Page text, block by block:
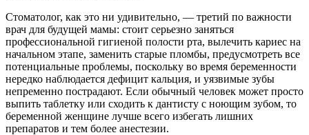
Стоматолог, как это ни удивительно, — третий по важности
врач для будущей мамы: стоит серьезно заняться
профессиональной гигиеной полости рта, вылечить кариес на
начальном этапе, заменить старые пломбы, предусмотреть все
потенциальные проблемы, поскольку во время беременности
нередко наблюдается дефицит кальция, и уязвимые зубы
непременно пострадают. Если обычный человек может просто
выпить таблетку или сходить к дантисту с ноющим зубом, то
беременной женщине лучше всего избегать лишних
препаратов и тем более анестезии.